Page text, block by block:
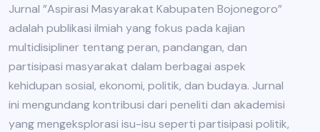
Jurnal ”Aspirasi Masyarakat Kabupaten Bojonegoro”
adalah publikasi ilmiah yang fokus pada kajian
multidisipliner tentang peran, pandangan, dan
partisipasi masyarakat dalam berbagai aspek
kehidupan sosial, ekonomi, politik, dan budaya. Jurnal
ini mengundang kontribusi dari peneliti dan akademisi
yang mengeksplorasi isu-isu seperti partisipasi politik,